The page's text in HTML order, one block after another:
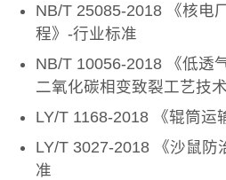
NB/T 25085-2018 《核电
程》-行业标准
NB/T 10056-2018 《低透
二氧化碳相变致裂工艺技
LY/T 1168-2018 《辊筒运
LY/T 3027-2018 《沙鼠防
准